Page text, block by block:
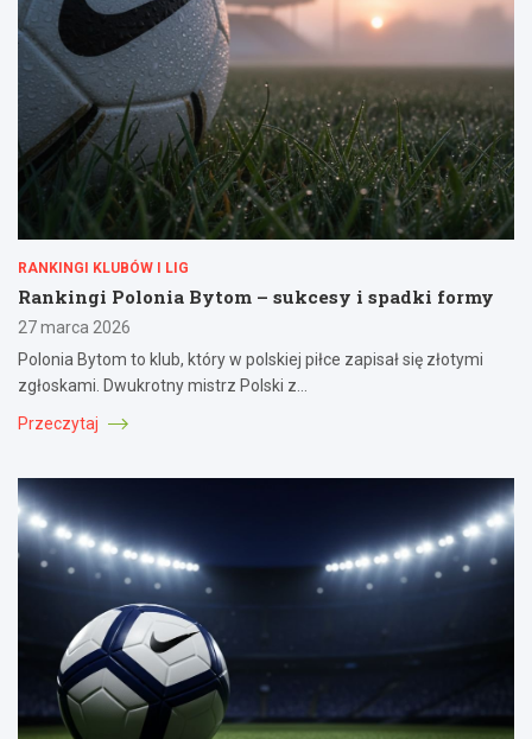
RANKINGI KLUBÓW I LIG
Rankingi Polonia Bytom – sukcesy i spadki formy
27 marca 2026
Polonia Bytom to klub, który w polskiej piłce zapisał się złotymi
zgłoskami. Dwukrotny mistrz Polski z…
Przeczytaj